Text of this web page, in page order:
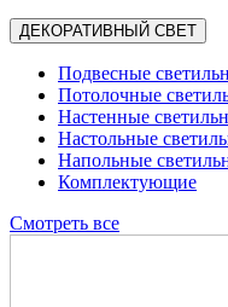
ДЕКОРАТИВНЫЙ СВЕТ
Подвесные
Потолочные
Настенные
Настольные
Напольные
Комплектующие
Смотреть все